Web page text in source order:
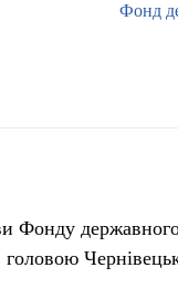
Фонд
Фонду державного